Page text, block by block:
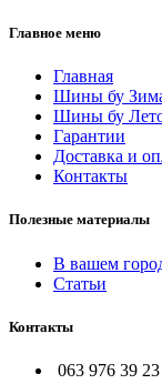
Главное меню
Главная
Шины бу
Шины бу
Гарантии
Доставка и
Контакты
Полезные материалы
В вашем
Статьи
Контакты
063 976 39 23